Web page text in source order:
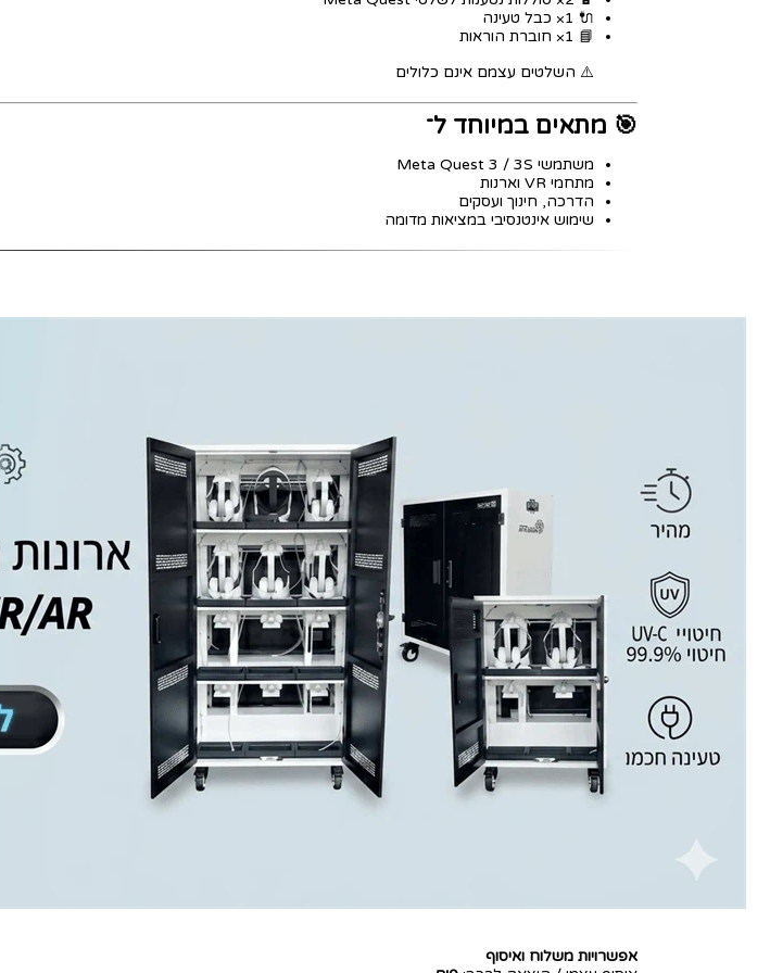
🔌 1× כבל טעינה
📘 1× חוברת הוראות
⚠️ השלטים עצמם אינם כלולים
🎯 מתאים במיוחד ל־
משתמשי Meta Quest 3 / 3S
מתחמי VR וארנות
הדרכה, חינוך ועסקים
שימוש אינטנסיבי במציאות מדומה
אפשרויות משלוח ואיסוף